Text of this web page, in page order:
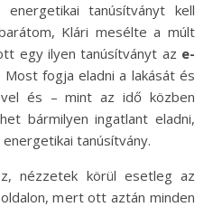
tanúsítványt kell
Klári mesélte a múlt
egy ilyen tanúsítványt az e-
fogja eladni a lakását és
és – mint az idő közben
bármilyen ingatlant eladni,
tanúsítvány.
nézzetek körül esetleg az
mert ott aztán minden